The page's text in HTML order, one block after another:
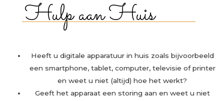
Hulp aan Huis
Heeft u digitale apparatuur in huis zoals bijvoorbeeld
een smartphone, tablet, computer, televisie of printer
en weet u niet (altijd) hoe het werkt?
Geeft het apparaat een storing aan en weet u niet